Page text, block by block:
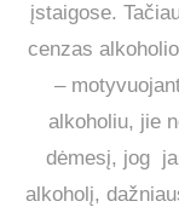
įstaigose.
cenzas
–
alkoholiu, jie
dėmesį, jog
alkoholį,